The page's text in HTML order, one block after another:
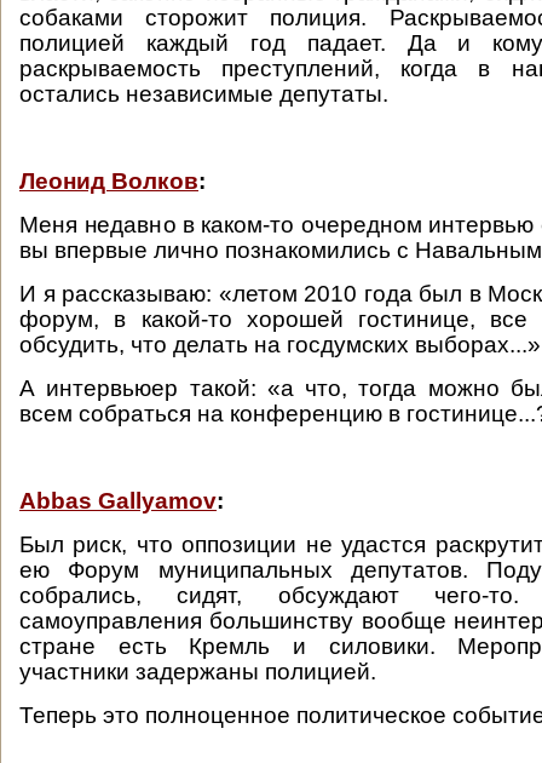
собаками сторожит полиция.
полицией каждый год падает. Да и
раскрываемость преступлений, когда в
остались независимые депутаты.
Леонид Волков:
Меня недавно в каком-то очередном интервью
вы впервые лично познакомились с
И я рассказываю: «летом 2010 года был в
форум, в какой-то хорошей гостинице, все
обсудить, что делать на госдумских выборах...»
А интервьюер такой: «а что, тогда можно
всем собраться на конференцию в
Abbas Gallyamov:
Был риск, что оппозиции не удастся
ею Форум муниципальных депутатов.
собрались, сидят, обсуждают чего-
самоуправления большинству вообще
стране есть Кремль и силовики.
участники задержаны полицией.
Теперь это полноценное политическое